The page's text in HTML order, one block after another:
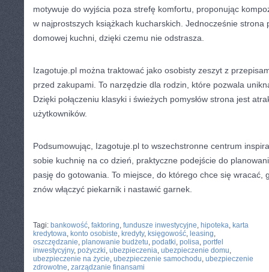
motywuje do wyjścia poza strefę komfortu, proponując
w najprostszych książkach kucharskich. Jednocześnie strona
domowej kuchni, dzięki czemu nie odstrasza.
Izagotuje.pl można traktować jako osobisty zeszyt z
przed zakupami. To narzędzie dla rodzin, które pozwala
Dzięki połączeniu klasyki i świeżych pomysłów strona jest
użytkowników.
Podsumowując, Izagotuje.pl to wszechstronne centrum
sobie kuchnię na co dzień, praktyczne podejście do
pasję do gotowania. To miejsce, do którego chce się wracać,
znów włączyć piekarnik i nastawić garnek.
Tagi: bankowość, faktoring, fundusze inwestycyjne, hipoteka, karta
kredytowa, konto osobiste, kredyty, księgowość, leasing,
oszczędzanie, planowanie budżetu, podatki, polisa, portfel
inwestycyjny, pożyczki, ubezpieczenia, ubezpieczenie domu,
ubezpieczenie na życie, ubezpieczenie samochodu, ubezpieczenie
zdrowotne, zarządzanie finansami